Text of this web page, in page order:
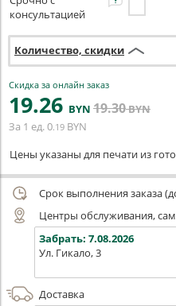
консультацией
Количество, скидки
Скидка за онлайн заказ
19.26 BYN 19.30BYN
За 1 ед.0.19 BYN
Цены указаны для печати из
Срок выполнения заказа
Центры обслуживания,
Забрать: 7.08.2026
Ул. Гикало, 3
Доставка